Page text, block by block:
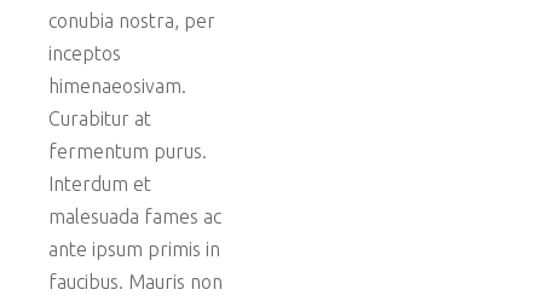
conubia nostra, per
inceptos
himenaeosivam.
Curabitur at
fermentum purus.
Interdum et
malesuada fames ac
ante ipsum primis in
faucibus. Mauris non